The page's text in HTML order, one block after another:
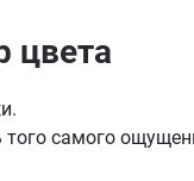
цвета
самого